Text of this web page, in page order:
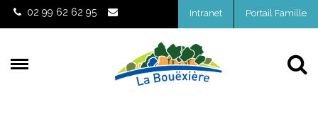
Gestion des traceurs
02 99 62 62 95 Intranet Portail Famille